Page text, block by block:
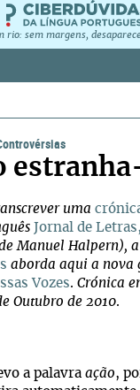
rio: sem margens,
uma
Jornal de
Manuel Halpern),
aborda aqui a nova
Vozes. Crónica
Outubro de 2010.
a palavra ação,